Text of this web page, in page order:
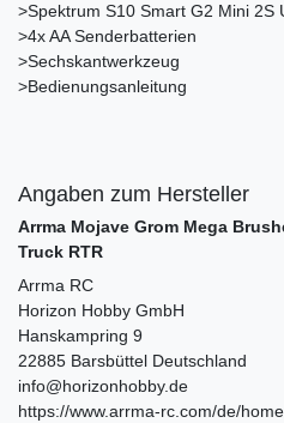
>Spektrum S10 Smart G2 Mini 2S
>4x AA Senderbatterien
>Sechskantwerkzeug
>Bedienungsanleitung
Angaben zum Hersteller
Arrma Mojave Grom Mega
Truck RTR
Arrma RC
Horizon Hobby GmbH
Hanskampring 9
22885 Barsbüttel Deutschland
info@horizonhobby.de
https://www.arrma-rc.com/de/home